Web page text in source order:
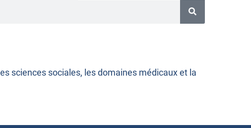
sciences sociales, les domaines médicaux et la